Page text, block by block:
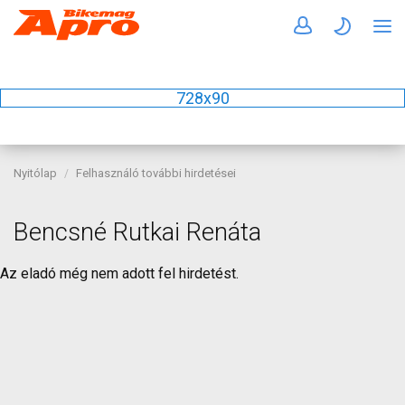
728x90
Nyitólap Felhasználó további hirdetései
Bencsné Rutkai Renáta
Az eladó még nem adott fel hirdetést.